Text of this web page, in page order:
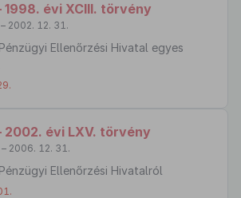
1998. évi XCIII. törvény
2002. 12. 31.
Ellenőrzési Hivatal egyes
2002. évi LXV. törvény
2006. 12. 31.
Ellenőrzési Hivatalról